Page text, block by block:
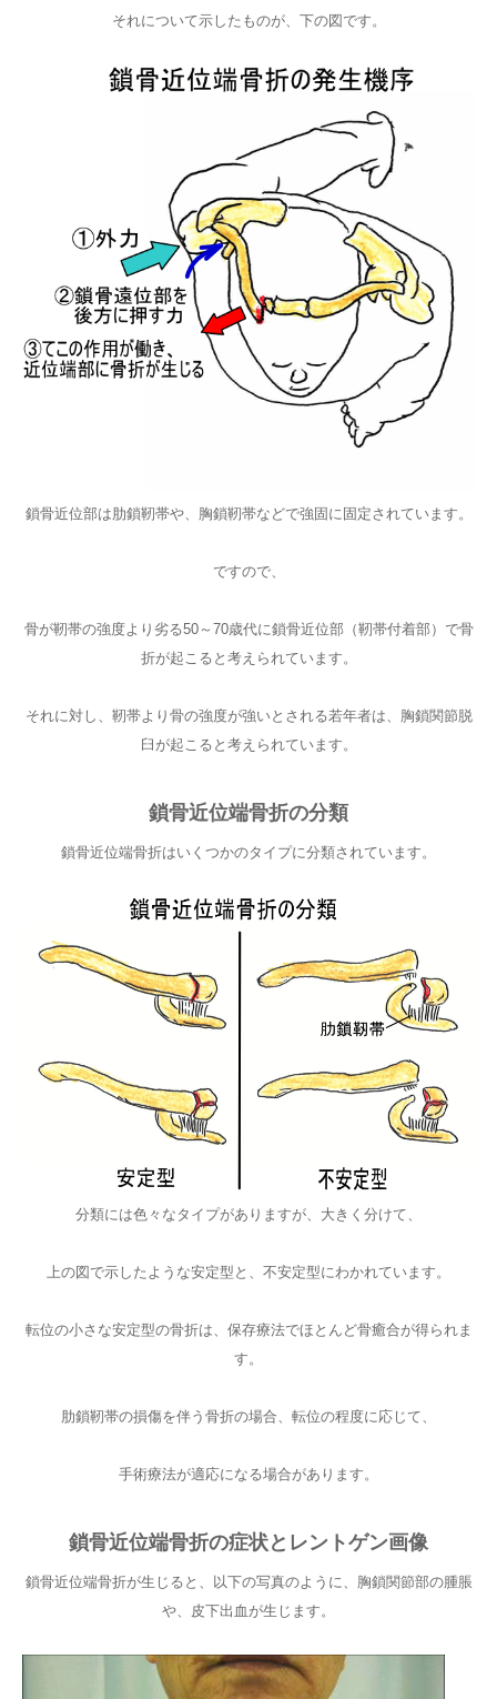
それについて示したものが、下の図です。
鎖骨近位部は肋鎖靭帯や、胸鎖靭帯などで強固に固定されています。
ですので、
骨が靭帯の強度より劣る50～70歳代に鎖骨近位部（靭帯付着部）で骨
折が起こると考えられています。
それに対し、靭帯より骨の強度が強いとされる若年者は、胸鎖関節脱
臼が起こると考えられています。
鎖骨近位端骨折の分類
鎖骨近位端骨折はいくつかのタイプに分類されています。
分類には色々なタイプがありますが、大きく分けて、
上の図で示したような安定型と、不安定型にわかれています。
転位の小さな安定型の骨折は、保存療法でほとんど骨癒合が得られま
す。
肋鎖靭帯の損傷を伴う骨折の場合、転位の程度に応じて、
手術療法が適応になる場合があります。
鎖骨近位端骨折の症状とレントゲン画像
鎖骨近位端骨折が生じると、以下の写真のように、胸鎖関節部の腫脹
や、皮下出血が生じます。